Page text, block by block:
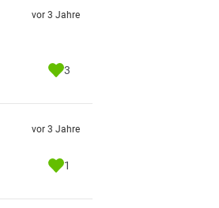
vor 3 Jahre
3
vor 3 Jahre
1